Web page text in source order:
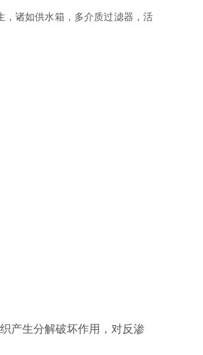
，诸如供水箱，多介质过滤器，活
产生分解破坏作用，对反渗